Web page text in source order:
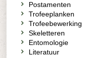
Postamenten
Trofeeplanken
Trofeebewerking
Skeletteren
Entomologie
Literatuur